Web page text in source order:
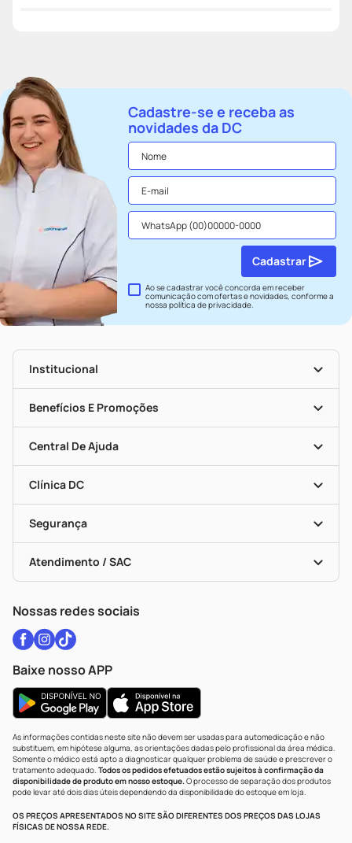
Cadastre-se e receba as
novidades da DC
Ao se cadastrar você concorda em receber
comunicação com ofertas e novidades, conforme a
nossapolítica de privacidade.
Cadastrar
Institucional
História
Nossas Lojas
Seja Uma Loja Parceira
Mapa De Categorias
Benefícios E Promoções
Clube DC
Convênios
Programa Popular Do Brasil
Encarte De Ofertas
Dermaclub
Cupons E Ofertas
Black Friday
Central De Ajuda
Entrega
Recompra Programada
Alomed
Formas De Pagamento
Troca E Devolução
Bulas De A A Z
Políticas De Marketplace
Clínica DC
Vacinas
Serviços Farmacêuticos
Testes Rápidos
Autoteste Covid-19
Vacinas
Segurança
Certificado De Segurança
Portal Da Privacidade
Atendimento / SAC
WhatsApp (47) 9202-1687
Nossas redes sociais
Baixe nosso APP
As informações contidas neste site não devem ser usadas para automedicação e não
substituem, em hipótese alguma, as orientações dadas pelo profissional da área médica.
Somente o médico está apto a diagnosticar qualquer problema de saúde e prescrever o
tratamento adequado. Todos os pedidos efetuados estão sujeitos à confirmação da
disponibilidade de produto em nosso estoque.O processo de separação dos produtos
pode levar até dois dias úteis dependendo da disponibilidade do estoque em loja.
OS PREÇOS APRESENTADOS NO SITE SÃO DIFERENTES DOS PREÇOS DAS LOJAS
FÍSICAS DE NOSSA REDE.